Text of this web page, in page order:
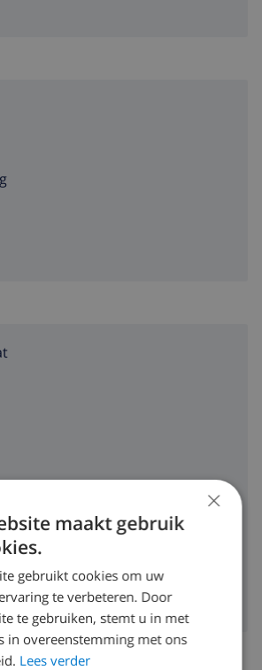
×
maakt gebruik
gebruikt cookies om uw
te verbeteren. Door
te gebruiken, stemt u in met
in overeenstemming met ons
Lees verder